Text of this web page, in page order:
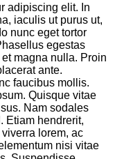
adipiscing elit. In
iaculis ut purus ut,
nunc eget tortor
egestas
magna nulla. Proin
ante.
faucibus mollis.
Quisque vitae
Nam sodales
Etiam hendrerit,
lorem, ac
nisi vitae